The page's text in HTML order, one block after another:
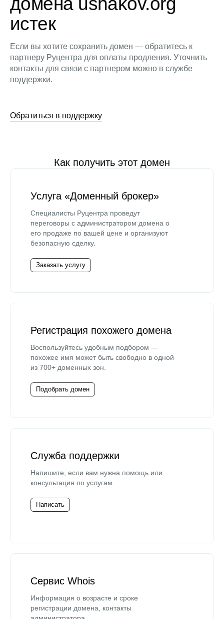
истек
Если вы хотите сохранить домен — обратитесь к
партнеру Руцентра для оплаты продления. Уточнить
контакты для связи с партнером можно в службе
поддержки.
Обратиться в поддержку
Как получить этот домен
Услуга «Доменный брокер»
Специалисты Руцентра проведут
переговоры с администратором домена о
его продаже по вашей цене и организуют
безопасную сделку.
Заказать услугу
Регистрация похожего домена
Воспользуйтесь удобным подбором —
похожее имя может быть свободно в одной
из 700+ доменных зон.
Подобрать домен
Служба поддержки
Напишите, если вам нужна помощь или
консультация по услугам.
Написать
Сервис Whois
Информация о возрасте и сроке
регистрации домена, контакты